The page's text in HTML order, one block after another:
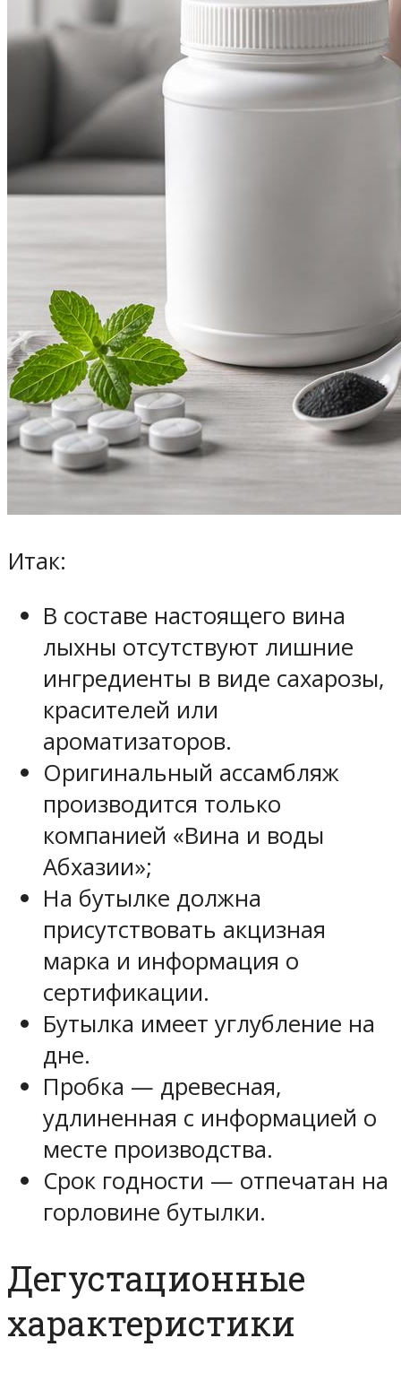
Итак:
В составе настоящего вина
лыхны отсутствуют лишние
ингредиенты в виде сахарозы,
красителей или
ароматизаторов.
Оригинальный ассамбляж
производится только
компанией «Вина и воды
Абхазии»;
На бутылке должна
присутствовать акцизная
марка и информация о
сертификации.
Бутылка имеет углубление на
дне.
Пробка — древесная,
удлиненная с информацией о
месте производства.
Срок годности — отпечатан на
горловине бутылки.
Дегустационные
характеристики